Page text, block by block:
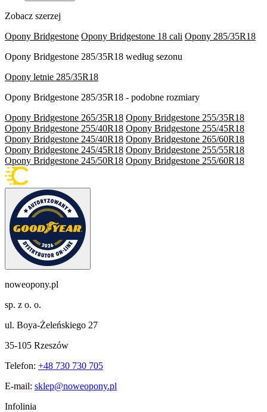
Zobacz szerzej
Opony Bridgestone Opony Bridgestone 18 cali Opony 285/35R18
Opony Bridgestone 285/35R18 według sezonu
Opony letnie 285/35R18
Opony Bridgestone 285/35R18 - podobne rozmiary
Opony Bridgestone 265/35R18 Opony Bridgestone 255/35R18
Opony Bridgestone 255/40R18 Opony Bridgestone 255/45R18
Opony Bridgestone 245/40R18 Opony Bridgestone 265/60R18
Opony Bridgestone 245/45R18 Opony Bridgestone 255/55R18
Opony Bridgestone 245/50R18 Opony Bridgestone 255/60R18
noweopony.pl
sp. z o. o.
ul. Boya-Żeleńskiego 27
35-105 Rzeszów
Telefon: +48 730 730 705
E-mail: sklep@noweopony.pl
Infolinia